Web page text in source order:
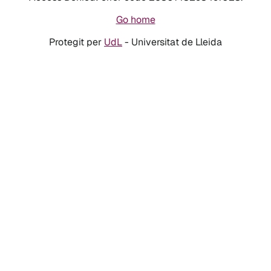
Go home
Protegit per UdL- Universitat de Lleida